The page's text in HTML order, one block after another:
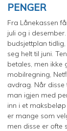
PENGER
Fra Lånekassen
juli og i
budsjettplan
seg helt til juni.
betales, men ikke
mobilregning,
avdrag. Når disse
man igjen med
inn i et
er mange som
men disse er ofte